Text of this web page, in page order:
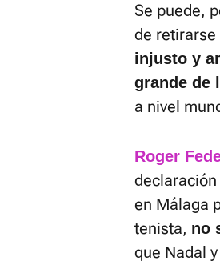
Se puede,
de retirarse
injusto y
grande de
a nivel
Roger
declaración
en Málaga
tenista, no
que Nadal